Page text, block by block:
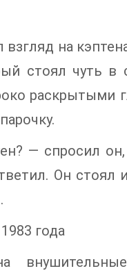
взгляд на
стоял чуть в
раскрытыми
— спросил
Он стоял
года